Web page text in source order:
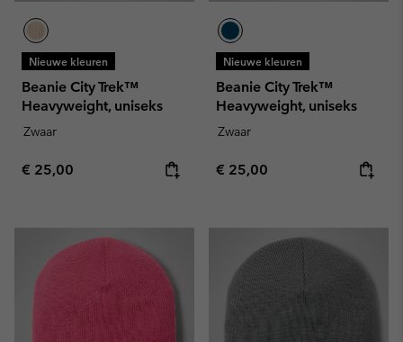
Nieuwe kleuren
Beanie City Trek™
Heavyweight, uniseks
Zwaar
Regular price:
€ 25,00
Nieuwe kleuren
Beanie City Trek™
Heavyweight, uniseks
Zwaar
Regular price:
€ 25,00